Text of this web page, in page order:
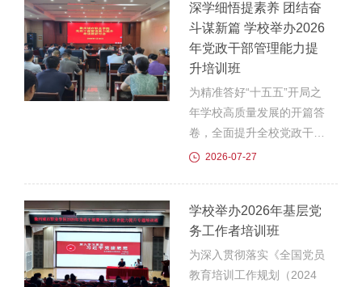
城市职业学院第二届第二次
党员代表大会选举办法
（草...
下，赴腰铺镇开展“护齿夕
阳・情暖腰铺”老年义齿养
护三下乡志愿服务，把专业
口腔服务、健康科普与基层
健康调研同步送到老年群众
家门口。活动主要面向社区
老年群体，志愿者依托专业
特长，为辖区老年人提供义
养护方法，细致讲...
深学细悟提素养 团结奋
斗谋新篇 学校举办2026
年党政干部管理能力提
升培训班
为精准答好“十五五”开局之
年学校高质量发展的开篇答
卷，全面提升全校党政干部
综合管理素养，精准把握新
与治理水平，7月24日至26
日，学校组织开展了党政干
部管理能力提升专题培训
班。学校党委班子成员、科
2026-07-27
学校举办2026年基层党
务工作者培训班
为深入贯彻落实《全国党员
教育培训工作规划（2024